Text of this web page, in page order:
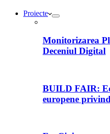
Proiecte
Monitorizarea
Deceniul Digital
BUILD FAIR:
europene